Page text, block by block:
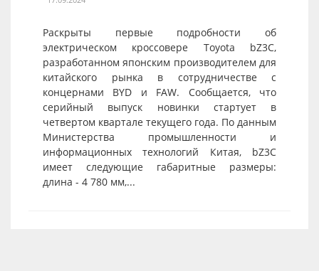
Раскрыты первые подробности об
электрическом кроссовере Toyota bZ3C,
разработанном японским производителем для
китайского рынка в сотрудничестве с
концернами BYD и FAW. Сообщается, что
серийный выпуск новинки стартует в
четвертом квартале текущего года. По данным
Министерства промышленности и
информационных технологий Китая, bZ3C
имеет следующие габаритные размеры:
длина - 4 780 мм,...